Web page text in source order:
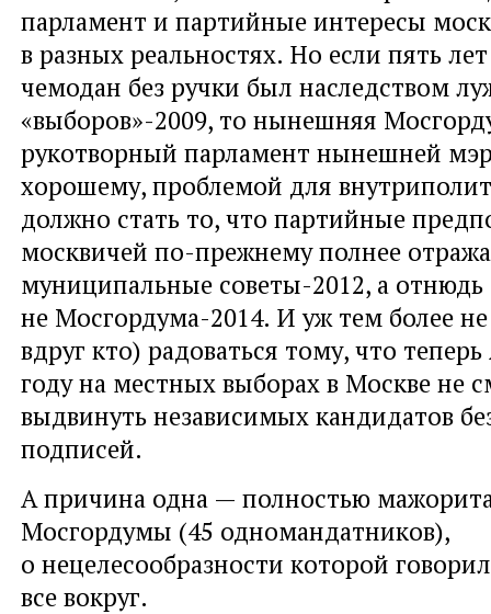
парламент и партийные интересы
в разных реальностях. Но если пять
чемодан без ручки был наследством
«выборов»-2009, то нынешняя
рукотворный парламент нынешней
хорошему, проблемой для
должно стать то, что партийные
москвичей по-прежнему полнее
муниципальные советы-2012, а отнюдь
не Мосгордума-2014. И уж тем более
вдруг кто) радоваться тому, что
году на местных выборах в Москве не
выдвинуть независимых кандидатов
подписей.
А причина одна — полностью
Мосгордумы (45 одномандатников),
о нецелесообразности которой
все вокруг.